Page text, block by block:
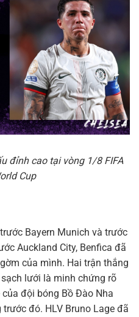
đỉnh cao tại vòng 1/8 FIFA
Cup
Bayern Munich và trước
Auckland City, Benfica đã
của mình. Hai trận thắng
lưới là minh chứng rõ
đội bóng Bồ Đào Nha
đó. HLV Bruno Lage đã